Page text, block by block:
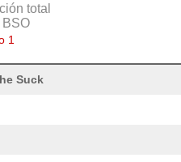
total
1
Suck